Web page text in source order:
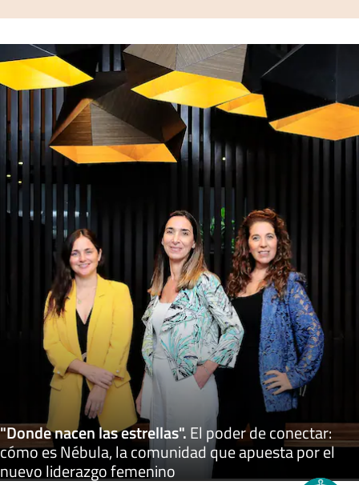
"Donde nacen las estrellas".El poder de conectar:
cómo es Nébula, la comunidad que apuesta por el
nuevo liderazgo femenino